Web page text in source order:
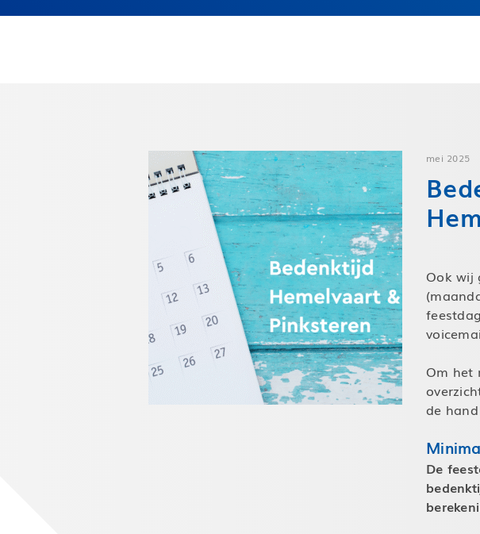
mei 2025
Ook wij
Om het
de
De